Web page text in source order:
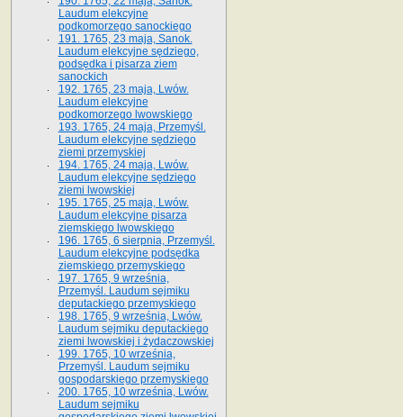
Laudum elekcyjne
podkomorzego sanockiego
191. 1765, 23 maja, Sanok.
Laudum elekcyjne sędziego,
podsędka i pisarza ziem
sanockich
192. 1765, 23 maja, Lwów.
Laudum elekcyjne
podkomorzego lwowskiego
193. 1765, 24 maja, Przemyśl.
Laudum elekcyjne sędziego
ziemi przemyskiej
194. 1765, 24 maja, Lwów.
Laudum elekcyjne sędziego
ziemi lwowskiej
195. 1765, 25 maja, Lwów.
Laudum elekcyjne pisarza
ziemskiego lwowskiego
196. 1765, 6 sierpnia, Przemyśl.
Laudum elekcyjne podsędka
ziemskiego przemyskiego
197. 1765, 9 września,
Przemyśl. Laudum sejmiku
deputackiego przemyskiego
198. 1765, 9 września, Lwów.
Laudum sejmiku deputackiego
ziemi lwowskiej i żydaczowskiej
199. 1765, 10 września,
Przemyśl. Laudum sejmiku
gospodarskiego przemyskiego
200. 1765, 10 września, Lwów.
Laudum sejmiku